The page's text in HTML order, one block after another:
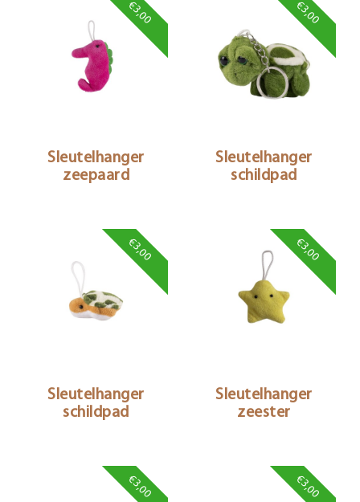
€3,00
Sleutelhanger
zeepaard
€3,00
Sleutelhanger
schildpad
€3,00
Sleutelhanger
schildpad
€3,00
Sleutelhanger
zeester
€3,00 €3,00